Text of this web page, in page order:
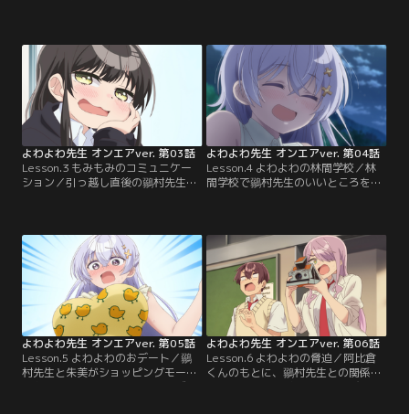
呪われる「こわこわ先生」と早くも
噂されるように……。だが放課後、
阿比倉くんは衝撃の真実を目にす
る。誰もいない教室で授業の練習を
する先生は…。
ばやし・みずき）と一緒に立ち幅跳
びの測定をすることになり……！？
一方、すぐ甘やかそうとしてくる姉
の朱美（あけみ）にうんざり気味の
阿比倉くん。
よわよわ先生 オンエアver. 第03話
Lesson.3 もみもみのコミュニケー
ション／引っ越し直後の鶸村先生の
村先生は阿比倉くんなら不登校の生
徒・雪下祐樹（ゆきした・ゆうき）
の心を開けるかもしれないと考え、
彼を雪下の家へ連れていく。しかし
雪下は挨拶代わりに先生の胸を揉
み…。
よわよわ先生 オンエアver. 第04話
Lesson.4 よわよわの林間学校／林
間学校で鶸村先生のいいところを知
先生も責任感ゆえに必死になり、逆
に威圧感を生んでしまっていた。ま
まならない二人だが、露天風呂で鉢
合わせたり、旅館の押入で二人きり
になったりと、距離が急接近し
て……！？
よわよわ先生 オンエアver. 第05話
Lesson.5 よわよわのおデート／鶸
村先生と朱美がショッピングモール
へお出かけすることになり、なぜか
よわよわ先生 オンエアver. 第06話
Lesson.6 よわよわの脅迫／阿比倉
くんのもとに、鶸村先生との関係を
ネタにした脅迫状が届く。呼び出さ